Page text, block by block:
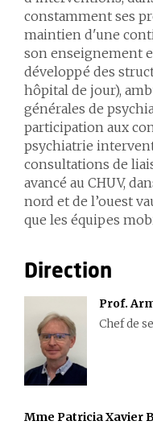
constamment ses
maintien d'une
son enseignement
développé des
hôpital de jour),
générales de
participation aux
psychiatrie
consultations de
avancé au CHUV,
nord et de l’ouest
que les équipes
Direction
Prof.
Chef de
Mme Patricia Xavier